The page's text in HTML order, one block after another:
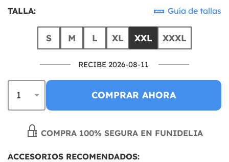
TALLA: Guía de tallas
S M L XL XXL XXXL
RECIBE 2026-08-11
COMPRAR AHORA
COMPRA 100% SEGURA EN FUNIDELIA
ACCESORIOS RECOMENDADOS: